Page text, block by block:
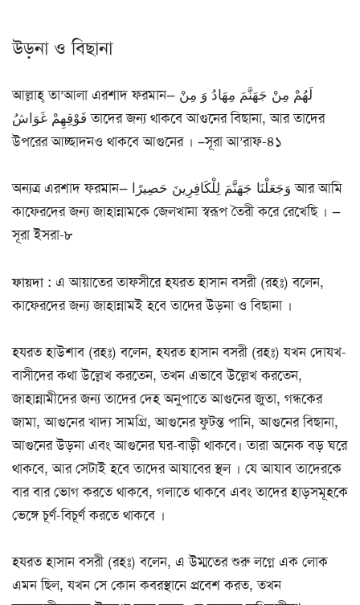
উড়না ও বিছানা
আল্লাহ্ তা’আলা এরশাদ ফরমান— لَهُمْ مِنْ جَهَنَّمَ مِهَادُ وَ مِنْ
فَوْقِهِمْ غَوَاشُ তাদের জন্য থাকবে আগুনের বিছানা, আর তাদের
উপরের আচ্ছাদনও থাকবে আগুনের । –সূরা আ’রাফ-৪১
অন্যত্র এরশাদ ফরমান— وَجَعَلْنَا جَهَنَّمَ لِلْكَافِرِينَ حَصِيرًا আর আমি
কাফেরদের জন্য জাহান্নামকে জেলখানা স্বরূপ তৈরী করে রেখেছি । —
সূরা ইসরা-৮
ফায়দা : এ আয়াতের তাফসীরে হযরত হাসান বসরী (রহঃ) বলেন,
কাফেরদের জন্য জাহান্নামই হবে তাদের উড়না ও বিছানা ।
হযরত হাউশাব (রহঃ) বলেন, হযরত হাসান বসরী (রহঃ) যখন দোযখ-
বাসীদের কথা উল্লেখ করতেন, তখন এভাবে উল্লেখ করতেন,
জাহান্নামীদের জন্য তাদের দেহ অনুপাতে আগুনের জুতা, গন্ধকের
জামা, আগুনের খাদ্য সামগ্রি, আগুনের ফুটন্ত পানি, আগুনের বিছানা,
আগুনের উড়না এবং আগুনের ঘর-বাড়ী থাকবে। তারা অনেক বড় ঘরে
থাকবে, আর সেটাই হবে তাদের আযাবের স্থল । যে আযাব তাদেরকে
বার বার ভোগ করতে থাকবে, গলাতে থাকবে এবং তাদের হাড়সমূহকে
ভেঙ্গে চূর্ণ-বিচূর্ণ করতে থাকবে ।
হযরত হাসান বসরী (রহঃ) বলেন, এ উম্মতের শুরু লগ্নে এক লোক
এমন ছিল, যখন সে কোন কবরস্থানে প্রবেশ করত, তখন